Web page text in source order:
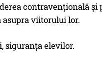
contravențională
viitorului lor.
siguranța elevilor.